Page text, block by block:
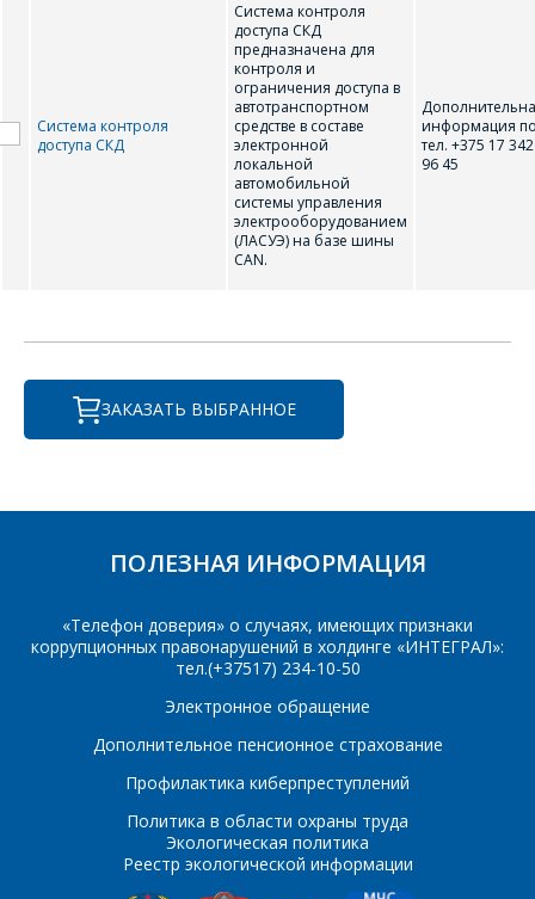
Система контроля
доступа СКД
Система контроля
доступа СКД
предназначена для
контроля и
ограничения доступа в
автотранспортном
средстве в составе
электронной
локальной
автомобильной
системы управления
электрооборудованием
(ЛАСУЭ) на базе шины
CAN.
информация
тел. +375 17 342
96 45
ЗАКАЗАТЬ ВЫБРАННОЕ
ПОЛЕЗНАЯ ИНФОРМАЦИЯ
«Телефон доверия» о случаях, имеющих признаки
коррупционных правонарушений в холдинге «ИНТЕГРАЛ»:
тел.(+37517) 234-10-50
Электронное обращение
Дополнительное пенсионное страхование
Профилактика киберпреступлений
Политика в области охраны труда
Экологическая политика
Реестр экологической информации
- обязательные
- обязательные
ОТПРАВИТЬ